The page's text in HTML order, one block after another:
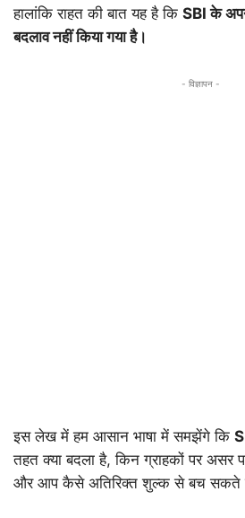
हालांकि राहत की बात यह है कि SBI के
बदलाव नहीं किया गया है।
- विज्ञापन -
इस लेख में हम आसान भाषा में समझेंगे कि
तहत क्या बदला है, किन ग्राहकों पर असर
और आप कैसे अतिरिक्त शुल्क से बच सकते